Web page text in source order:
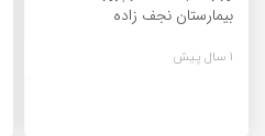
بیمارستان نجف زاده
1 سال پیش